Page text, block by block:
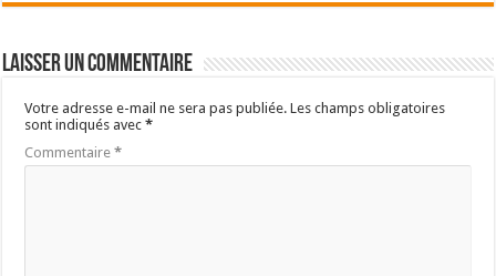
Laisser un commentaire
Votre adresse e-mail ne sera pas publiée. Les champs obligatoires
sont indiqués avec*
Commentaire*